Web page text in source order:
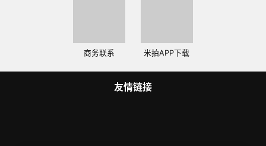
商务联系 米拍APP下载
友情链接